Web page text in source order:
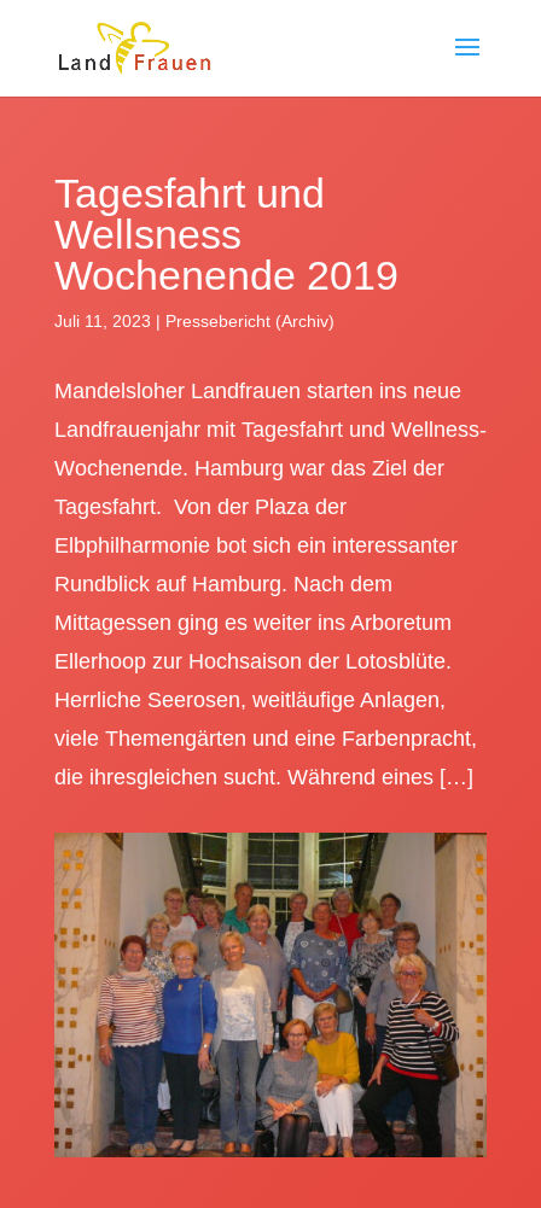
Tagesfahrt und
Wellsness
Wochenende 2019
Juli 11, 2023 | Pressebericht (Archiv)
Mandelsloher Landfrauen starten ins neue
Landfrauenjahr mit Tagesfahrt und Wellness-
Wochenende. Hamburg war das Ziel der
Tagesfahrt. Von der Plaza der
Elbphilharmonie bot sich ein interessanter
Rundblick auf Hamburg. Nach dem
Mittagessen ging es weiter ins Arboretum
Ellerhoop zur Hochsaison der Lotosblüte.
Herrliche Seerosen, weitläufige Anlagen,
viele Themengärten und eine Farbenpracht,
die ihresgleichen sucht. Während eines […]